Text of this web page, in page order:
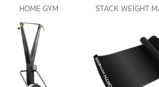
HOME GYM STACK WEIGHT